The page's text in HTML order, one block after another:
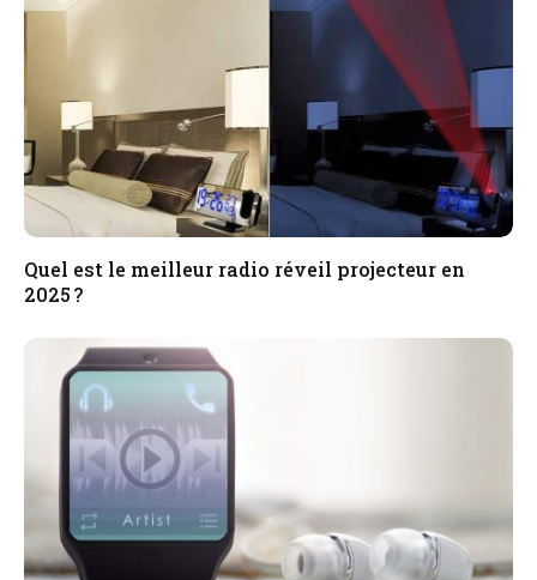
Quel est le meilleur radio réveil projecteur en
2025 ?